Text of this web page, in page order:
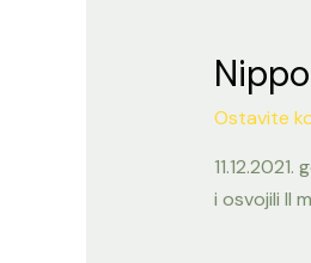
Ostavite
i osvojili II